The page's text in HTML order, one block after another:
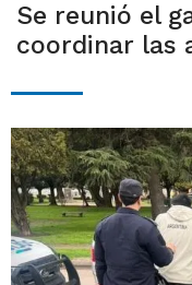
Se reunió el
coordinar las